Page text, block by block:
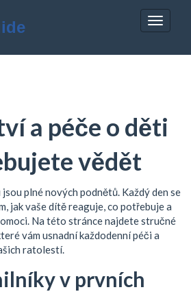
a péče o děti
vědět
plné nových podnětů. Každý den se
jak vaše dítě reaguje, co potřebuje a
Na této stránce najdete stručné
vám usnadní každodenní péči a
ratolestí.
v prvních